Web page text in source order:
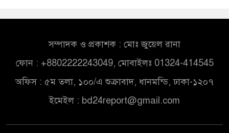
সম্পাদক ও প্রকাশক : মোঃ জুয়েল রানা
ফোন : +8802222243049, মোবাইলঃ 01324-414545
অফিস : ৫ম তলা, ১০০/এ শুক্রাবাদ, ধানমন্ডি, ঢাকা-১২০৭
ইমেইল : bd24report@gmail.com